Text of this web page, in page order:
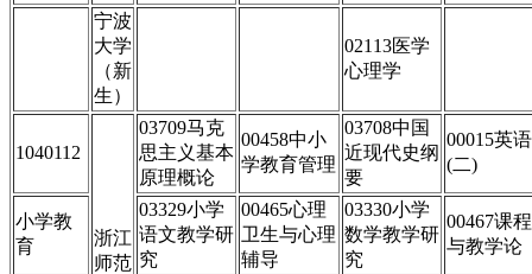
宁波
大学
（新
生）
02113医学
心理学
1040112
浙江
师范
03709马克
思主义基本
原理概论
00458中小
学教育管理
03708中国
近现代史纲
要
00015英语
(二)
小学教
育
03329小学
语文教学研
究
00465心理
卫生与心理
辅导
03330小学
数学教学研
究
00467课程
与教学论